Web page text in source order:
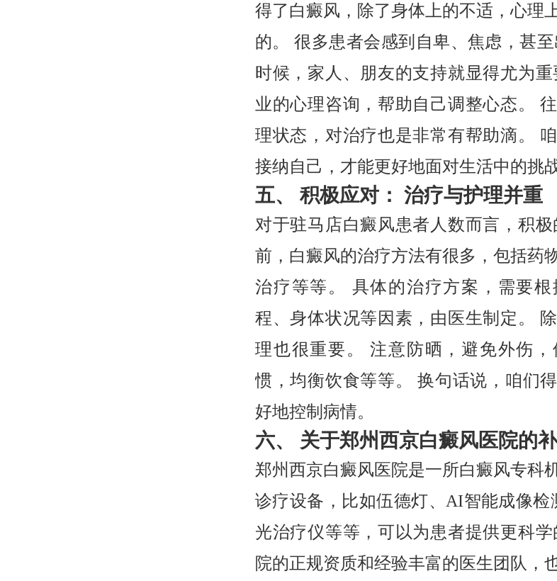
得了白癜风，除了身体上的不适，心理
的。 很多患者会感到自卑、焦虑，甚
时候，家人、朋友的支持就显得尤为
业的心理咨询，帮助自己调整心态。
理状态，对治疗也是非常有帮助滴。
接纳自己，才能更好地面对生活中的挑战
五、 积极应对： 治疗与护理并重
对于驻马店白癜风患者人数而言，积极
前，白癜风的治疗方法有很多，包括药
治疗等等。 具体的治疗方案，需要
程、身体状况等因素，由医生制定。
理也很重要。 注意防晒，避免外伤，
惯，均衡饮食等等。 换句话说，咱们
好地控制病情。
六、 关于郑州西京白癜风医院的
郑州西京白癜风医院是一所白癜风专科
诊疗设备，比如伍德灯、AI智能成像检
光治疗仪等等，可以为患者提供更科
院的正规资质和经验丰富的医生团队，